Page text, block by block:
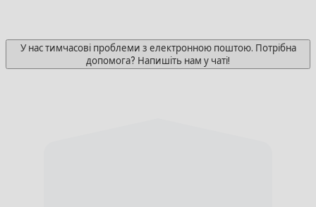
У нас тимчасові проблеми з електронною поштою. Потрібна
допомога? Напишіть нам у чаті!